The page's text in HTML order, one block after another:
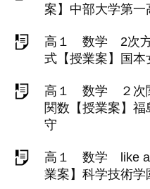
案】中部大学第
高１ 数学 2次
式【授業案】国
高１ 数学 ２次
関数【授業案】
守
高１ 数学 like a
業案】科学技術